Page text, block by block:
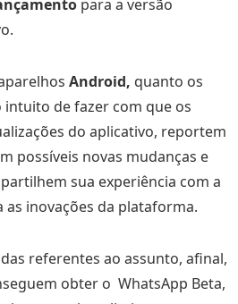
para a versão
Android, quanto os
intuito de fazer com que os
do aplicativo, reportem
possíveis novas mudanças e
sua experiência com a
as inovações da plataforma.
referentes ao assunto, afinal,
obter o WhatsApp Beta,